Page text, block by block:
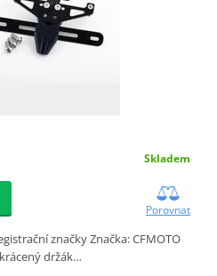
Skladem
Porovnat
značky Značka: CFMOTO
držák…